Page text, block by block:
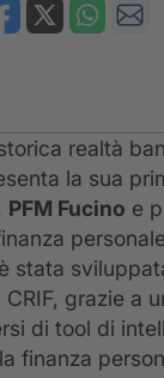
realtà
la sua
PFM Fucino e
stata
grazie a
di tool di
finanza